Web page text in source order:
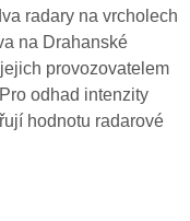
radary na vrcholech
na Drahanské
provozovatelem
odhad intenzity
hodnotu radarové